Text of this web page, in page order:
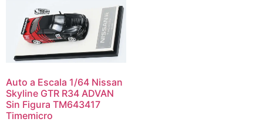
Auto a Escala 1/64 Nissan
Skyline GTR R34 ADVAN
Sin Figura TM643417
Timemicro